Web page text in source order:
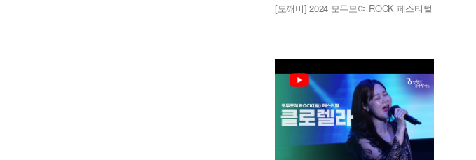
[도깨비] 2024 모두모여 ROCK 페스티벌